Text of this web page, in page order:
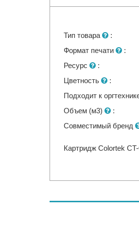
Тип товара :
Формат печати
:
Ресурс
:
Цветность
:
Подходит к
Объем (м3)
:
Совместимый бренд
Картридж Colortek